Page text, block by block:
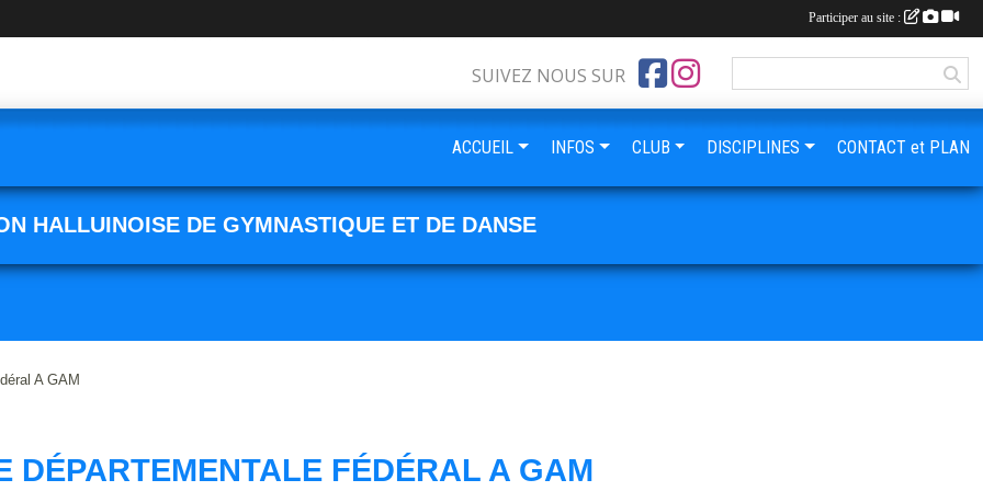
HALLUINOISE DE GYMNASTIQUE ET DE DANSE
A GAM
DÉPARTEMENTALE FÉDÉRAL A GAM
SUIVEZ NOUS SUR
ACCUEIL INFOS CLUB DISCIPLINES CONTACT et PLAN
Participer au site :